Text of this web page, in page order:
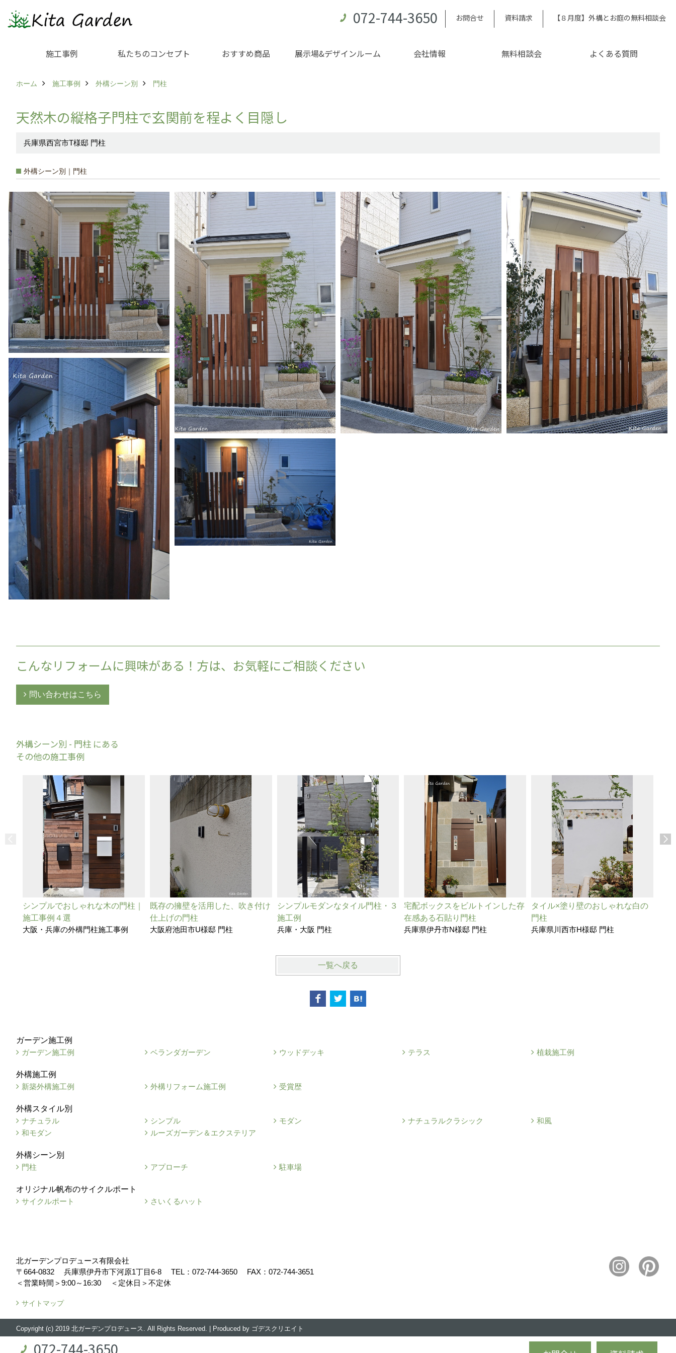
072-744-3650 お問合せ 資料請求 【８月度】外構とお庭の無料相談会
施工事例 私たちのコンセプト おすすめ商品 展示場&デザインルーム 会社情報 無料相談会 よくある質問
ホーム 施工事例 外構シーン別 門柱
天然木の縦格子門柱で玄関前を程よく目隠し
兵庫県西宮市T様邸 門柱
外構シーン別｜門柱
こんなリフォームに興味がある！方は、お気軽にご相談ください
問い合わせはこちら
外構シーン別 - 門柱 にある
その他の施工事例
シンプルでおしゃれな木の門柱｜
施工事例４選
大阪・兵庫の外構門柱施工事例
既存の擁壁を活用した、吹き付け
仕上げの門柱
大阪府池田市U様邸 門柱
シンプルモダンなタイル門柱・３
施工例
兵庫・大阪 門柱
宅配ボックスをビルトインした存
在感ある石貼り門柱
兵庫県伊丹市N様邸 門柱
タイル×塗り壁のおしゃれな白の
門柱
兵庫県川西市H様邸 門柱
一覧へ戻る
ガーデン施工例
ガーデン施工例
ベランダガーデン ウッドデッキ テラス 植栽施工例
外構施工例
新築外構施工例
外構リフォーム施工例 受賞歴
外構スタイル別
ナチュラル
シンプル モダン ナチュラルクラシック
和風
和モダン
ルーズガーデン＆エクステリア
外構シーン別
門柱
アプローチ 駐車場
オリジナル帆布のサイクルポート
サイクルポート
さいくるハット
北ガーデンプロデュース有限会社
〒664-0832
兵庫県伊丹市下河原1丁目6-8 TEL： 072-744-3650
FAX：072-744-3651
＜営業時間＞9:00～16:30
＜定休日＞不定休
サイトマップ
Copyright (c) 2019 北ガーデンプロデュース. All Rights Reserved. Produced by ゴデスクリエイト
072-744-3650